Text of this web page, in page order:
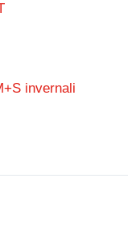
invernali